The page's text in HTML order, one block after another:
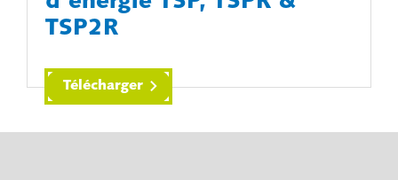
TSP2R
Télécharger